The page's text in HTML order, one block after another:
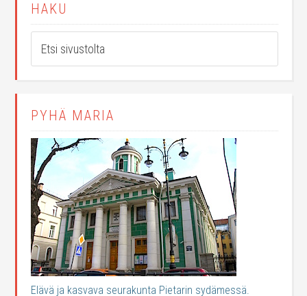
HAKU
PYHÄ MARIA
Elävä ja kasvava seurakunta Pietarin sydämessä.